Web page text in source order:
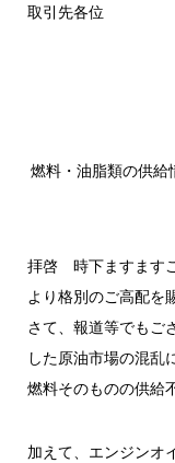
取引先各位
燃料・油脂類の供給
拝啓 時下ますます
より格別のご高配を
さて、報道等でもご
した原油市場の混乱
燃料そのものの供給
加えて、エンジンオ